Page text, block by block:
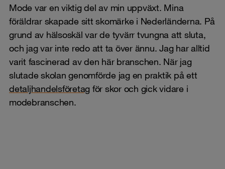
Mode var en viktig del av min uppväxt. Mina
föräldrar skapade sitt skomärke i Nederländerna. På
grund av hälsoskäl var de tyvärr tvungna att sluta,
och jag var inte redo att ta över ännu. Jag har alltid
varit fascinerad av den här branschen. När jag
slutade skolan genomförde jag en praktik på ett
detaljhandelsföretag för skor och gick vidare i
modebranschen.